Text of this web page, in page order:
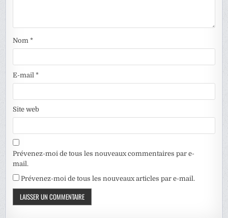
Nom*
E-mail*
Site web
Prévenez-moi de tous les nouveaux commentaires par e-
mail.
Prévenez-moi de tous les nouveaux articles par e-mail.